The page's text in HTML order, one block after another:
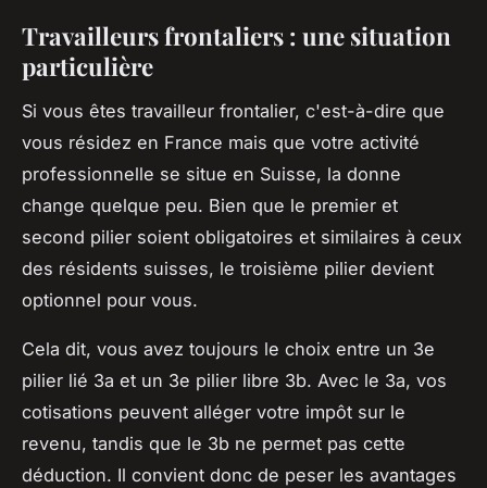
Travailleurs frontaliers : une situation
particulière
Si vous êtes travailleur frontalier, c'est-à-dire que
vous résidez en France mais que votre activité
professionnelle se situe en Suisse, la donne
change quelque peu. Bien que le premier et
second pilier soient obligatoires et similaires à ceux
des résidents suisses, le troisième pilier devient
optionnel pour vous.
Cela dit, vous avez toujours le choix entre un 3e
pilier lié 3a et un 3e pilier libre 3b. Avec le 3a, vos
cotisations peuvent alléger votre impôt sur le
revenu, tandis que le 3b ne permet pas cette
déduction. Il convient donc de peser les avantages